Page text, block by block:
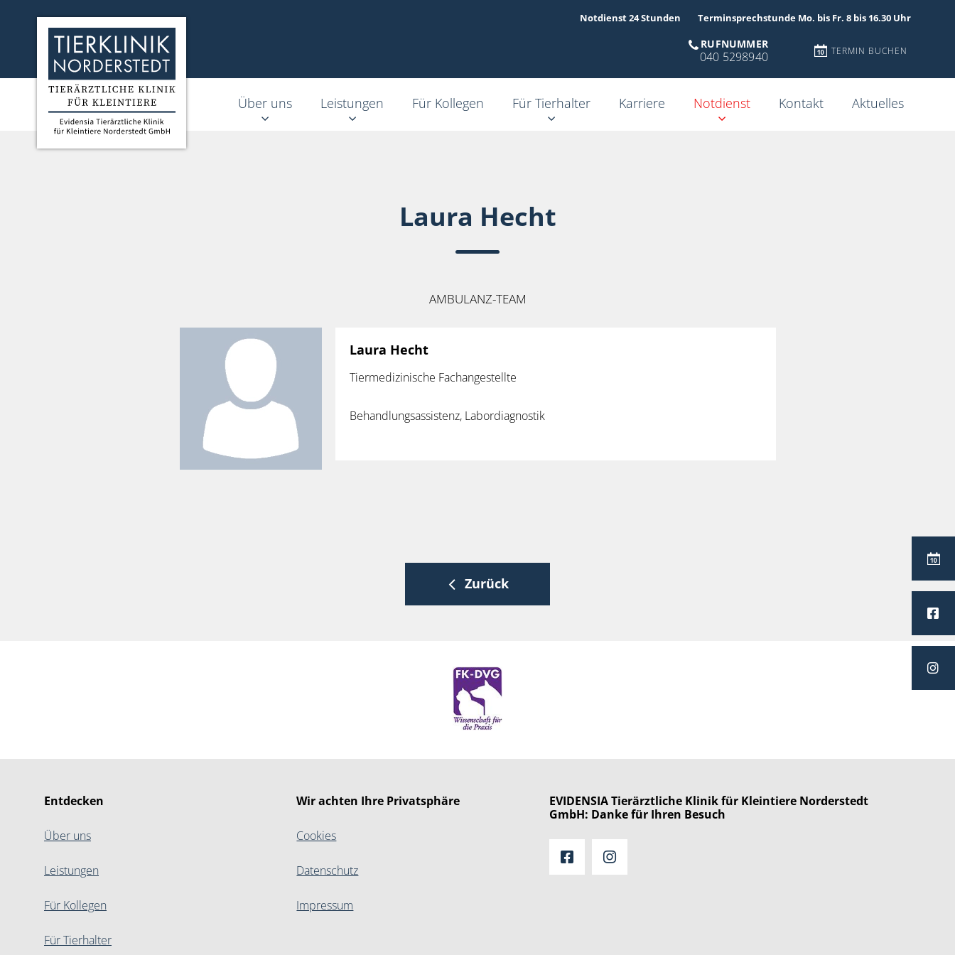
Notdienst 24 Stunden Terminsprechstunde Mo. bis Fr. 8 bis 16.30 Uhr
Homepage Tierklinik Norderstedt
RUFNUMMER
040 5298940 TERMIN BUCHEN
Über uns Leistungen Für Kollegen Für Tierhalter Karriere Notdienst Kontakt Aktuelles
Laura Hecht
AMBULANZ-TEAM
Laura Hecht
Tiermedizinische Fachangestellte
Behandlungsassistenz, Labordiagnostik
Zurück
Entdecken
Über uns
Leistungen
Für Kollegen
Für Tierhalter
Wir achten Ihre Privatsphäre
Cookies
Datenschutz
Impressum
EVIDENSIA Tierärztliche Klinik für Kleintiere Norderstedt
GmbH: Danke für Ihren Besuch